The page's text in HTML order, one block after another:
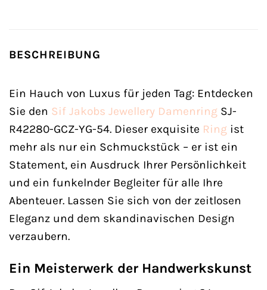
BESCHREIBUNG
Ein Hauch von Luxus für jeden Tag: Entdecken
Sie den Sif Jakobs Jewellery Damenring SJ-
R42280-GCZ-YG-54. Dieser exquisite Ring ist
mehr als nur ein Schmuckstück – er ist ein
Statement, ein Ausdruck Ihrer Persönlichkeit
und ein funkelnder Begleiter für alle Ihre
Abenteuer. Lassen Sie sich von der zeitlosen
Eleganz und dem skandinavischen Design
verzaubern.
Ein Meisterwerk der Handwerkskunst